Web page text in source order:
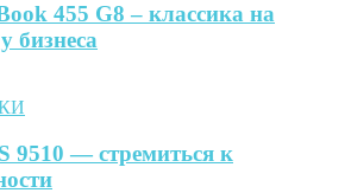
455 G8 – классика на
бизнеса
9510 — стремиться к